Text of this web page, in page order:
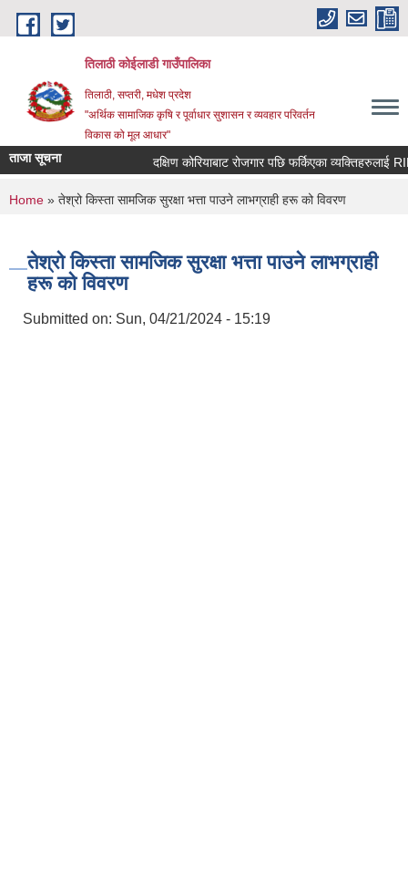
Skip to main content
तिलाठी कोईलाडी गाउँपालिका
तिलाठी, सप्तरी, मधेश प्रदेश
"अर्थिक सामाजिक कृषि र पूर्वाधार सुशासन र व्यवहार परिवर्तन
विकास को मूल आधार"
ताजा सूचना दक्षिण कोरियाबाट रोजगार पछि फर्किएका
You are here
Home » तेश्रो किस्ता सामजिक सुरक्षा भत्ता पाउने लाभग्राही हरू को विवरण
तेश्रो किस्ता सामजिक सुरक्षा भत्ता पाउने लाभग्राही
हरू को विवरण
Submitted on: Sun, 04/21/2024 - 15:19